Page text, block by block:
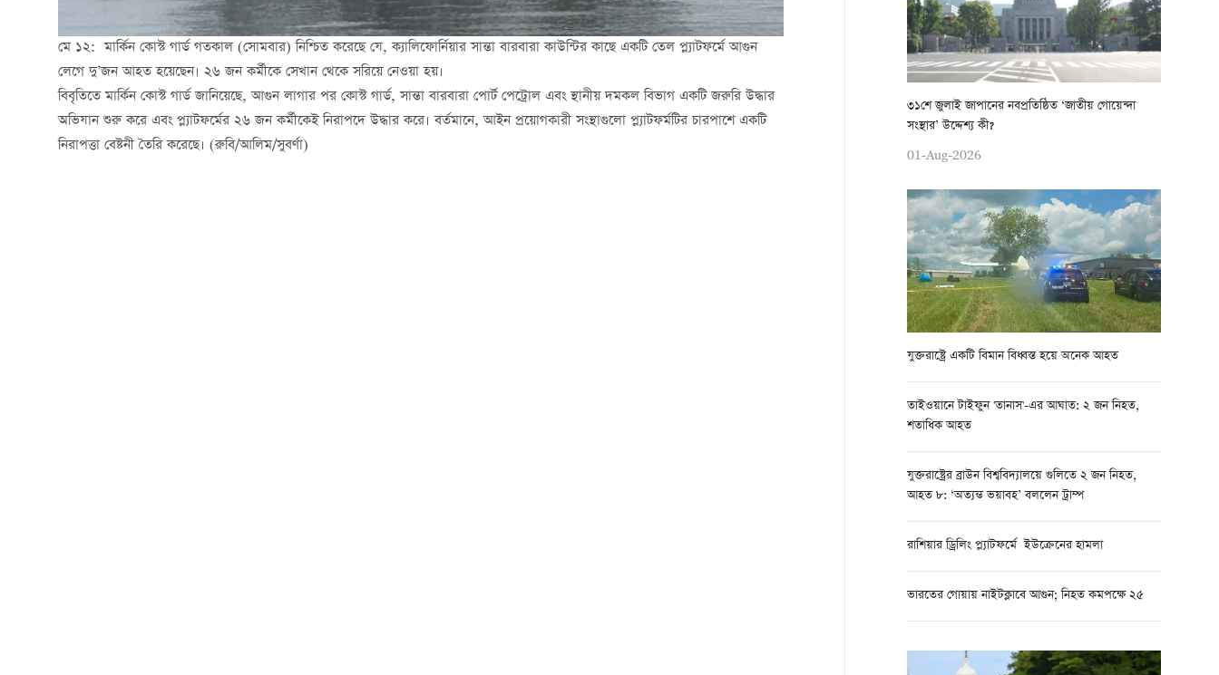
মে ১২: মার্কিন কোস্ট গার্ড গতকাল (সোমবার) নিশ্চিত করেছে যে, ক্যালিফোর্নিয়ার সান্তা বারবারা কাউন্টির কাছে একটি তেল প্ল্যাটফর্মে আগুন
লেগে দু’জন আহত হয়েছেন। ২৬ জন কর্মীকে সেখান থেকে সরিয়ে নেওয়া হয়।
বিবৃতিতে মার্কিন কোস্ট গার্ড জানিয়েছে, আগুন লাগার পর কোস্ট গার্ড, সান্তা বারবারা পোর্ট পেট্রোল এবং স্থানীয় দমকল বিভাগ একটি জরুরি উদ্ধার
অভিযান শুরু করে এবং প্ল্যাটফর্মের ২৬ জন কর্মীকেই নিরাপদে উদ্ধার করে। বর্তমানে, আইন প্রয়োগকারী সংস্থাগুলো প্ল্যাটফর্মটির চারপাশে একটি
নিরাপত্তা বেষ্টনী তৈরি করেছে। (রুবি/আলিম/সুবর্ণা)
৩১শে জুলাই জাপানের নবপ্রতিষ্ঠিত ‘জাতীয় গোয়েন্দা
সংস্থার’ উদ্দেশ্য কী?
01-Aug-2026
যুক্তরাষ্ট্রে একটি বিমান বিধ্বস্ত হয়ে অনেক আহত
তাইওয়ানে টাইফুন 'তানাস'-এর আঘাত: ২ জন নিহত,
শতাধিক আহত
যুক্তরাষ্ট্রের ব্রাউন বিশ্ববিদ্যালয়ে গুলিতে ২ জন নিহত,
আহত ৮: ‘অত্যন্ত ভয়াবহ’ বললেন ট্রাম্প
রাশিয়ার ড্রিলিং প্ল্যাটফর্মে ইউক্রেনের হামলা
ভারতের গোয়ায় নাইটক্লাবে আগুন; নিহত কমপক্ষে ২৫